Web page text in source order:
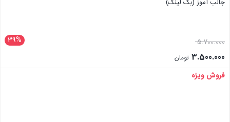
جالب آموز (بک لینک)
39% 5.700.000
3.500.000 تومان
بستن
فروش ویژه